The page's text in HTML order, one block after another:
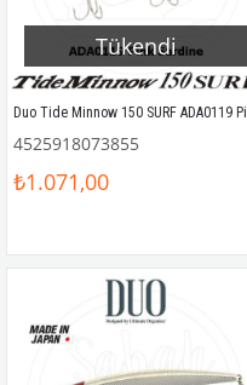
Tükendi
4525918073855
₺1.071,00